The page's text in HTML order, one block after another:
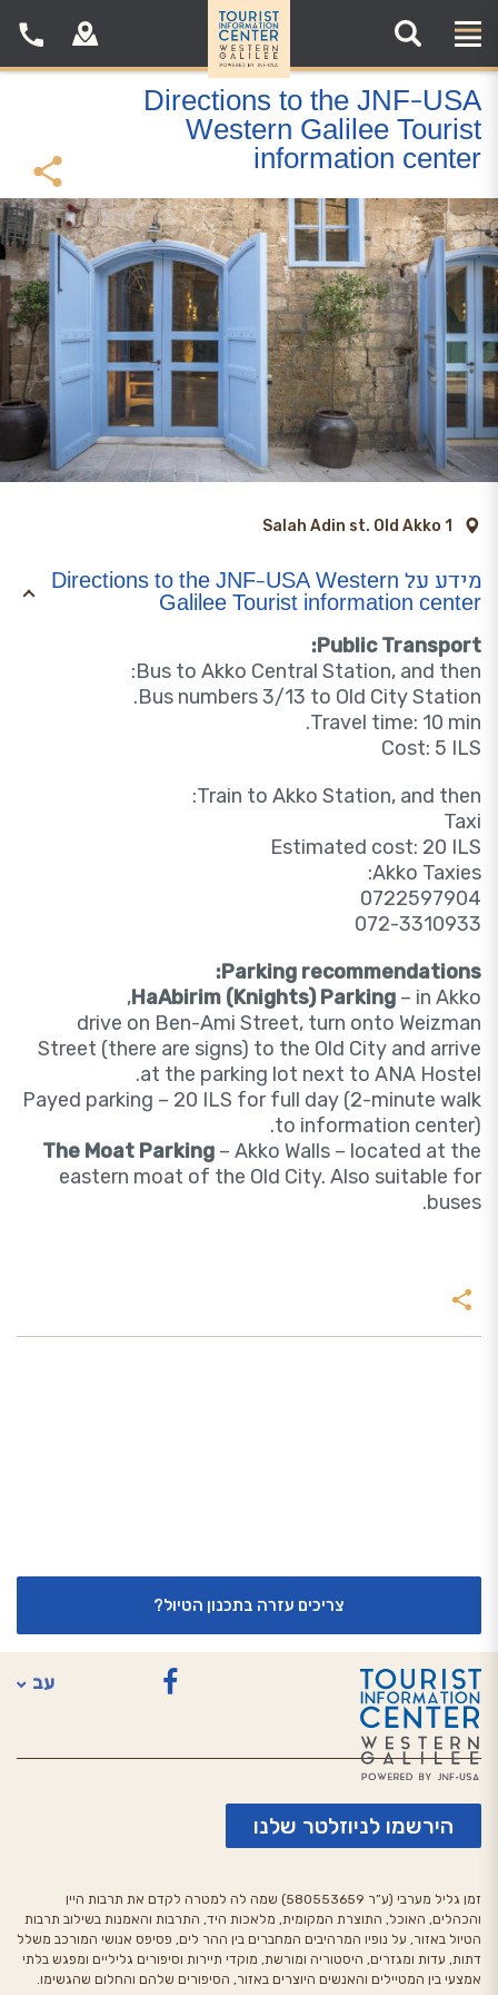
חיפוש באתר:
Directions to the JNF-USA
Western Galilee Tourist
information center
1 Salah Adin st. Old Akko
מידע על Directions to the JNF-USA Western
Galilee Tourist information center
Public Transport:
Bus to Akko Central Station, and then:
Bus numbers 3/13 to Old City Station.
Travel time: 10 min.
Cost: 5 ILS
Train to Akko Station, and then:
Taxi
Estimated cost: 20 ILS
Akko Taxies:
0722597904
072-3310933
Parking recommendations:
HaAbirim (Knights) Parking – in Akko,
drive on Ben-Ami Street, turn onto Weizman
Street (there are signs) to the Old City and arrive
at the parking lot next to ANA Hostel.
Payed parking – 20 ILS for full day (2-minute walk
to information center).
The Moat Parking – Akko Walls – located at the
eastern moat of the Old City. Also suitable for
buses.
צריכים עזרה בתכנון הטיול?
עב
הירשמו לניוזלטר שלנו
זמן גליל מערבי (ע”ר 580553659) שמה לה למטרה לקדם את תרבות היין
והכהלים, האוכל, התוצרת המקומית, מלאכות היד, התרבות והאמנות בשילוב תרבות
הטיול באזור, על נופיו המרהיבים המחברים בין ההר לים, פסיפס אנושי המורכב משלל
דתות, עדות ומגזרים, היסטוריה ומורשת, מוקדי תיירות וסיפורים גליליים ומפגש בלתי
אמצעי בין המטיילים והאנשים היוצרים באזור, הסיפורים שלהם והחלום שהגשימו.